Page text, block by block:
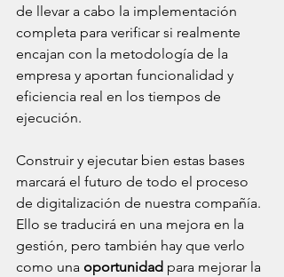
de llevar a cabo la implementación
completa para verificar si realmente
encajan con la metodología de la
empresa y aportan funcionalidad y
eficiencia real en los tiempos de
ejecución.
Construir y ejecutar bien estas bases
marcará el futuro de todo el proceso
de digitalización de nuestra compañía.
Ello se traducirá en una mejora en la
gestión, pero también hay que verlo
como una oportunidad para mejorar la